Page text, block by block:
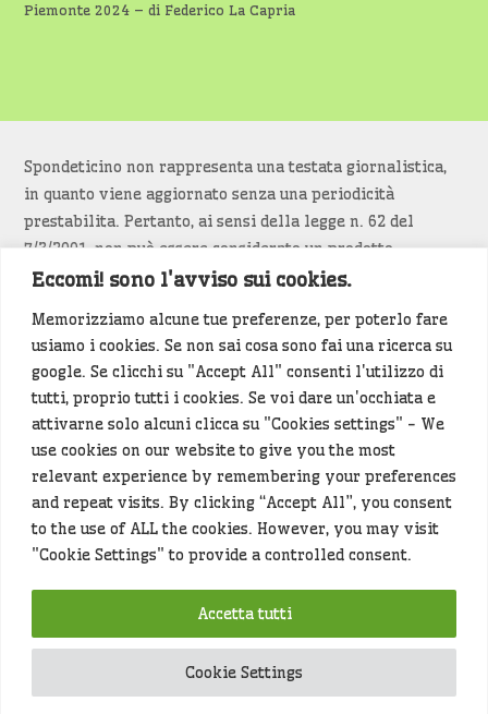
Eccomi! sono l'avviso sui cookies.
Memorizziamo alcune tue preferenze, per poterlo fare
usiamo i cookies. Se non sai cosa sono fai una ricerca su
google. Se clicchi su "Accept All" consenti l'utilizzo di
tutti, proprio tutti i cookies. Se voi dare un'occhiata e
attivarne solo alcuni clicca su "Cookies settings" - We
use cookies on our website to give you the most
relevant experience by remembering your preferences
and repeat visits. By clicking “Accept All”, you consent
to the use of ALL the cookies. However, you may visit
"Cookie Settings" to provide a controlled consent.
Cookie Settings
Accetta tutti
Piemonte 2024 – di Federico La Capria
Spondeticino non rappresenta una testata giornalistica,
in quanto viene aggiornato senza una periodicità
prestabilita. Pertanto, ai sensi della legge n. 62 del
7/3/2001, non può essere considerato un prodotto
editoriale.
Siamo attenti a non violare copyright e diritti
d’immagine. Se un contenuto è di tua proprietà e vuoi
richiederne la rimozionediccelo(<- clicca per inviarci un
messaggio).
Alcuni articoli sono generati in bozza rielaborando, con
l'intelligenza artificiale generativa, contenuti
provenienti da fonti istituzionali e altri siti di interesse
locale. Prima della pubblicazioni l'articolo viene
controllato dalla redazione.
Hey che fine fanno i miei dati (privacy policy)